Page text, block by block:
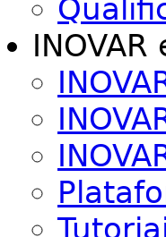
INOVAR